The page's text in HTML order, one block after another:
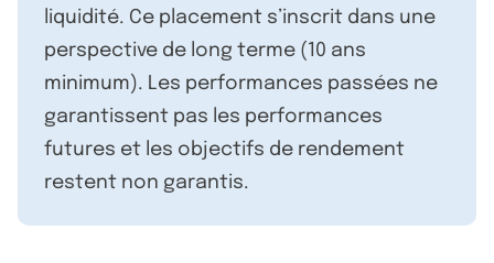
liquidité. Ce placement s’inscrit dans une
perspective de long terme (10 ans
minimum). Les performances passées ne
garantissent pas les performances
futures et les objectifs de rendement
restent non garantis.